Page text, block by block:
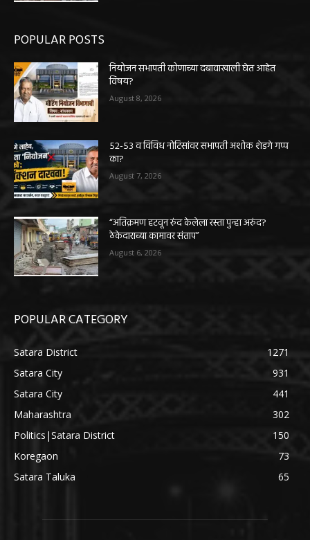
POPULAR POSTS
नियोजन सभापती कोणाच्या दबावाखाली घेत आहेत
विषय?
August 8, 2026
५२-५३ व विविध नोटिसांवर सभापती अशोक शेडगे गप्प
का?
August 7, 2026
“अतिक्रमण हटवून रुंद केलेला रस्ता पुन्हा अरुंद?
ठेकेदाराच्या कामावर संताप”
August 6, 2026
POPULAR CATEGORY
Satara District
1271
Satara City
931
Satara City
441
Maharashtra
302
Politics|Satara District
150
Koregaon
73
Satara Taluka
65